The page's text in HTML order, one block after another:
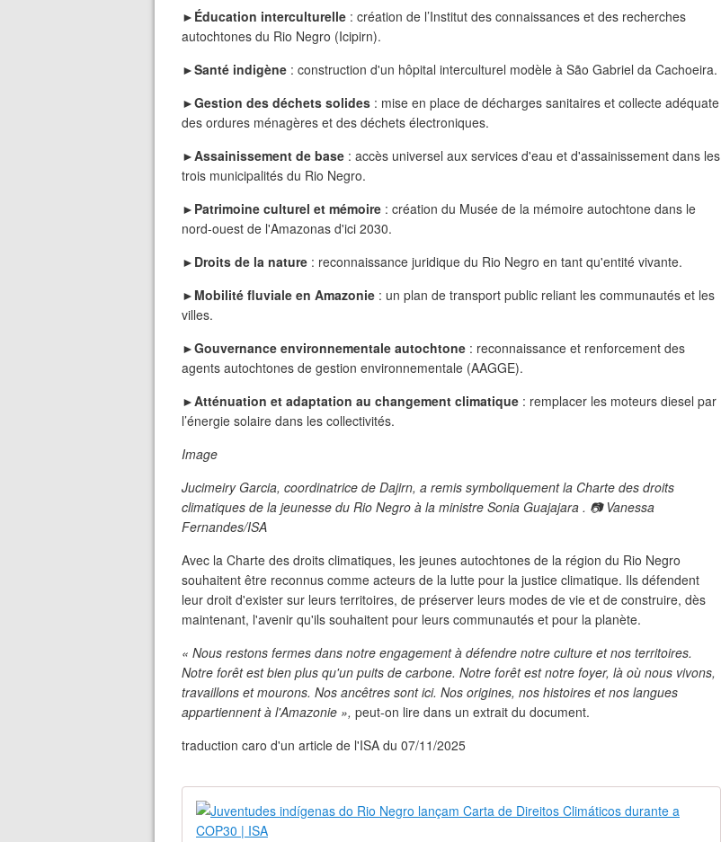
► Éducation interculturelle : création de l’Institut des connaissances et des recherches
autochtones du Rio Negro (Icipirn).
►Santé indigène : construction d'un hôpital interculturel modèle à São Gabriel da Cachoeira.
►Gestion des déchets solides : mise en place de décharges sanitaires et collecte adéquate
des ordures ménagères et des déchets électroniques.
►Assainissement de base : accès universel aux services d'eau et d'assainissement dans les
trois municipalités du Rio Negro.
►Patrimoine culturel et mémoire : création du Musée de la mémoire autochtone dans le
nord-ouest de l'Amazonas d'ici 2030.
►Droits de la nature : reconnaissance juridique du Rio Negro en tant qu'entité vivante.
► Mobilité fluviale en Amazonie : un plan de transport public reliant les communautés et les
villes.
►Gouvernance environnementale autochtone : reconnaissance et renforcement des
agents autochtones de gestion environnementale (AAGGE).
►Atténuation et adaptation au changement climatique : remplacer les moteurs diesel par
l’énergie solaire dans les collectivités.
Image
Jucimeiry Garcia, coordinatrice de Dajirn, a remis symboliquement la Charte des droits
climatiques de la jeunesse du Rio Negro à la ministre Sonia Guajajara . 📷 Vanessa
Fernandes/ISA
Avec la Charte des droits climatiques, les jeunes autochtones de la région du Rio Negro
souhaitent être reconnus comme acteurs de la lutte pour la justice climatique. Ils défendent
leur droit d'exister sur leurs territoires, de préserver leurs modes de vie et de construire, dès
maintenant, l'avenir qu'ils souhaitent pour leurs communautés et pour la planète.
« Nous restons fermes dans notre engagement à défendre notre culture et nos territoires.
Notre forêt est bien plus qu'un puits de carbone. Notre forêt est notre foyer, là où nous vivons,
travaillons et mourons. Nos ancêtres sont ici. Nos origines, nos histoires et nos langues
appartiennent à l'Amazonie », peut-on lire dans un extrait du document.
traduction caro d'un article de l'ISA du 07/11/2025